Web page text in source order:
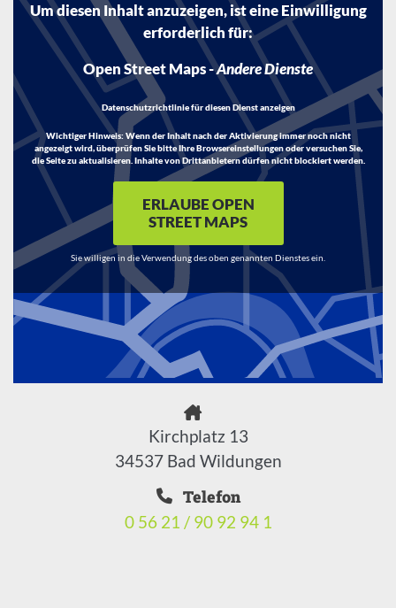
Um diesen Inhalt anzuzeigen, ist eine Einwilligung
erforderlich für:
Open Street Maps-Andere Dienste
Datenschutzrichtlinie für diesen Dienst anzeigen
Wichtiger Hinweis:Wenn der Inhalt nach der Aktivierung immer noch nicht
angezeigt wird, überprüfen Sie bitte Ihre Browsereinstellungen oder versuchen Sie,
die Seite zu aktualisieren. Inhalte von Drittanbietern dürfen nicht blockiert werden.
ERLAUBE OPEN
STREET MAPS
Sie willigen in die Verwendung des oben genannten Dienstes ein.
Kirchplatz 13
34537 Bad Wildungen
Telefon
0 56 21 / 90 92 94 1